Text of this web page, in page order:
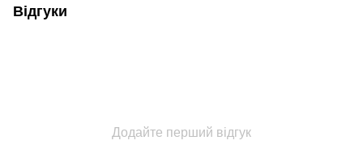
Відгуки
Додайте перший відгук